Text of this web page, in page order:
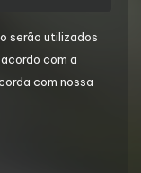
serão utilizados
com a
com nossa